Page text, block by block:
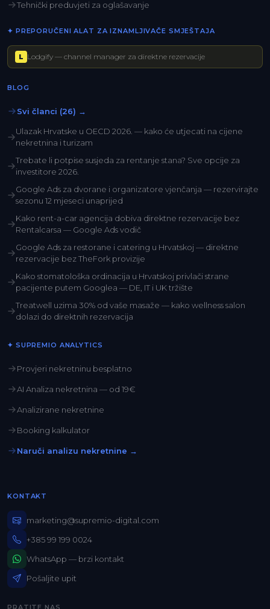
Tehnički preduvjeti za oglašavanje
✦ PREPORUČENI ALAT ZA IZNAMLJIVAČE SMJEŠTAJA
L Lodgify — channel manager za direktne rezervacije
BLOG
Svi članci (26) →
Ulazak Hrvatske u OECD 2026. — kako će utjecati na cijene
nekretnina i turizam
Trebate li potpise susjeda za rentanje stana? Sve opcije za
investitore 2026.
Google Ads za dvorane i organizatore vjenčanja — rezervirajte
sezonu 12 mjeseci unaprijed
Kako rent-a-car agencija dobiva direktne rezervacije bez
Rentalcarsa — Google Ads vodič
Google Ads za restorane i catering u Hrvatskoj — direktne
rezervacije bez TheFork provizije
Kako stomatološka ordinacija u Hrvatskoj privlači strane
pacijente putem Googlea — DE, IT i UK tržište
Treatwell uzima 30% od vaše masaže — kako wellness salon
dolazi do direktnih rezervacija
✦ SUPREMIO ANALYTICS
Provjeri nekretninu besplatno
AI Analiza nekretnina — od 19€
Analizirane nekretnine
Booking kalkulator
Naruči analizu nekretnine →
KONTAKT
marketing@supremio-digital.com
+385 99 199 0024
WhatsApp — brzi kontakt
Pošaljite upit